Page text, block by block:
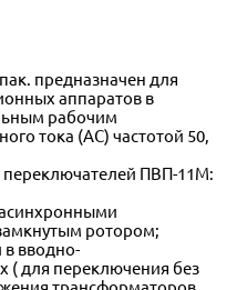
предназначен для
аппаратов в
рабочим
тока (АС) частотой 50,
ПВП-11М:
ротором;
вводно-
( для переключения без